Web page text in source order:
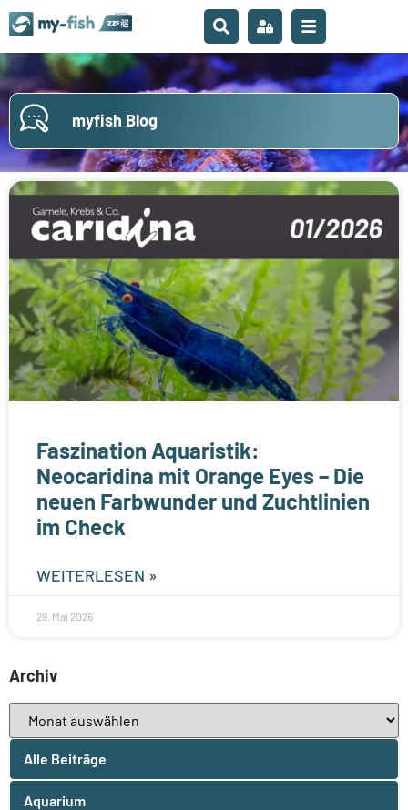
myfish Blog
Faszination Aquaristik:
Neocaridina mit Orange Eyes – Die
neuen Farbwunder und Zuchtlinien
im Check
WEITERLESEN »
29. Mai 2026
Archiv
Alle Beiträge
Aquarium